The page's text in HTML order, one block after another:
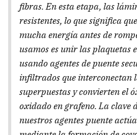
fibras. En esta etapa, las
resistentes, lo que significa
mucha energía antes de
usamos es unir las plaquetas
usando agentes de puente
infiltrados que interconectan
superpuestas y convierten el
oxidado en grafeno. La clave
nuestros agentes puente